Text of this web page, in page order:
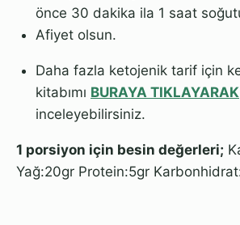
önce 30 dakika ila 1 saat
Afiyet olsun.
Daha fazla ketojenik tarif için
kitabımı BURAYA TIKLAYARAK
inceleyebilirsiniz.
1 porsiyon için besin değerleri;
Yağ:20gr Protein:5gr